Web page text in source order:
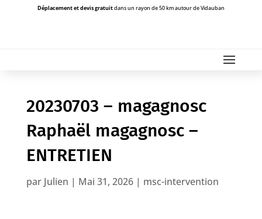
Déplacement et devis gratuitdans un rayon de 50 km autour de Vidauban
20230703 – magagnosc
Raphaël magagnosc –
ENTRETIEN
par Julien | Mai 31, 2026| msc-intervention